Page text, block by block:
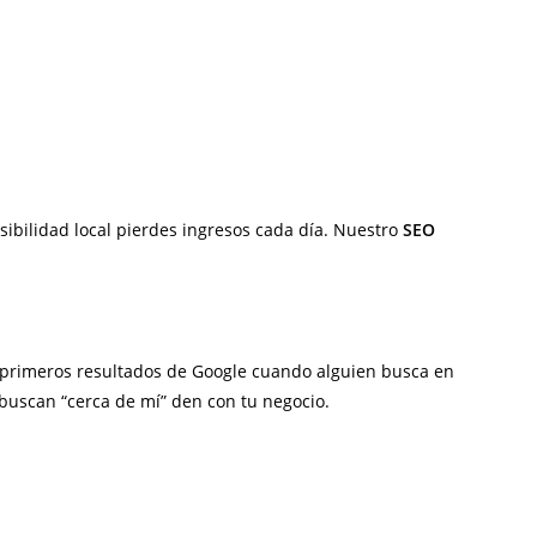
local pierdes ingresos cada día. NuestroSEO
resultados de Google cuando alguien busca en
“cerca de mí” den con tu negocio.